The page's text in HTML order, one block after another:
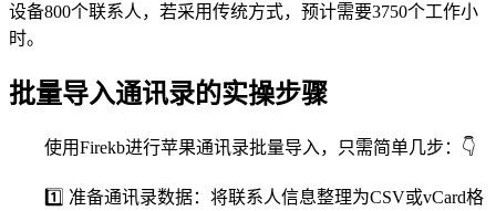
设备800个联系人，若采用传统方式，预计需要3750个工作小
时。
批量导入通讯录的实操步骤
使用Firekb进行苹果通讯录批量导入，只需简单几步：👇
1️⃣ 准备通讯录数据：将联系人信息整理为CSV或vCard格